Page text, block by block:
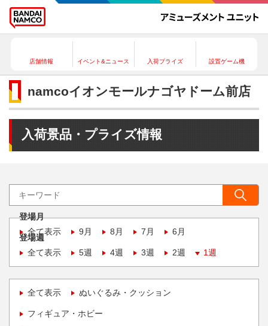
店舗情報 イベント&ニュース 入荷プライズ 設置ゲーム機
namcoイオンモールナゴヤドーム前店
入荷景品・プライズ情報
登場月
全て表示
9月 8月 7月 6月
登場週
全て表示
5週 4週 3週 2週 1週
全て表示 ぬいぐるみ・クッション
フィギュア・ホビー